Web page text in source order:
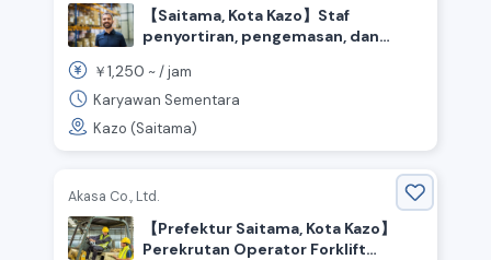
【Saitama, Kota Kazo】Staf
penyortiran, pengemasan, dan
yang fleksibel.
￥1,250 ~ /jam
Karyawan Sementara
Kazo (Saitama)
Akasa Co., Ltd.
【Prefektur Saitama, Kota Kazo】
Perekrutan Operator Forklift